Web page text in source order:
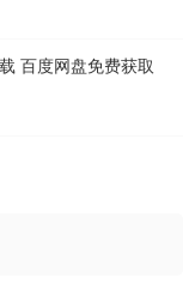
百度网盘免费获取